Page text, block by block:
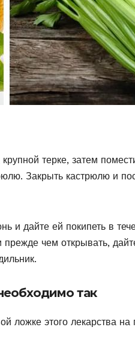
терке, затем
Закрыть кастрюлю и
и дайте ей покипеть в
прежде чем открывать,
так
ложке этого лекарства